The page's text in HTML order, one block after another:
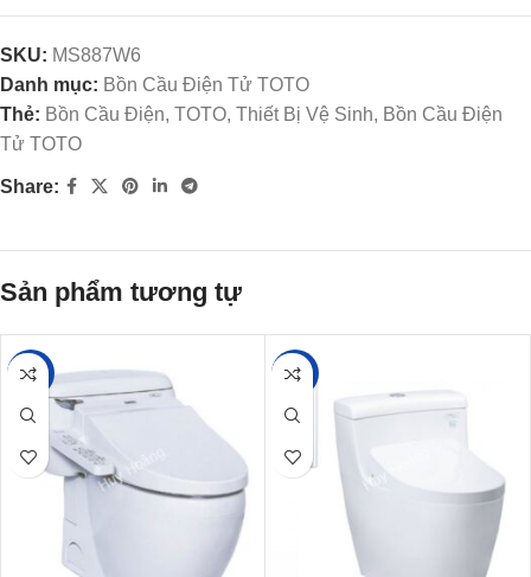
SKU: MS887W6
Danh mục: Bồn Cầu Điện Tử TOTO
Thẻ: Bồn Cầu Điện, TOTO, Thiết Bị Vệ Sinh, Bồn Cầu Điện
Tử TOTO
Share:
Sản phẩm tương tự
-18% -20%